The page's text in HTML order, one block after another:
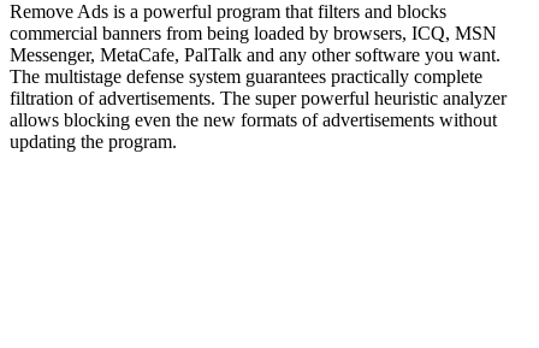
Remove Ads is a powerful program that filters and blocks
commercial banners from being loaded by browsers, ICQ, MSN
Messenger, MetaCafe, PalTalk and any other software you want.
The multistage defense system guarantees practically complete
filtration of advertisements. The super powerful heuristic analyzer
allows blocking even the new formats of advertisements without
updating the program.